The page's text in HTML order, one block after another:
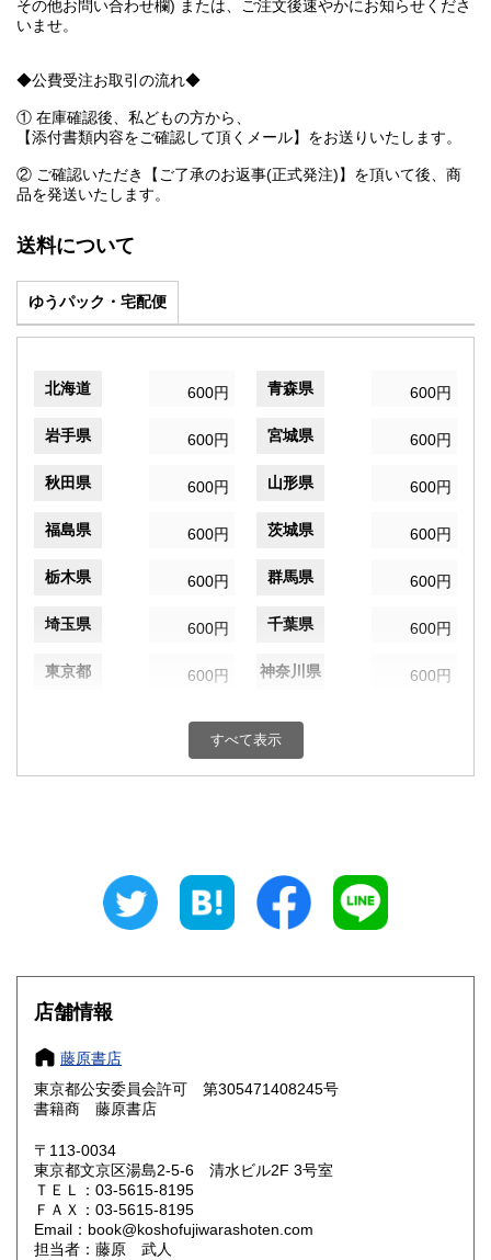
その他お問い合わせ欄) または、ご注文後速やかにお知らせくださ
いませ。
◆公費受注お取引の流れ◆
① 在庫確認後、私どもの方から、
【添付書類内容をご確認して頂くメール】をお送りいたします。
② ご確認いただき【ご了承のお返事(正式発注)】を頂いて後、商
品を発送いたします。
送料について
ゆうパック・宅配便
北海道 600円 青森県 600円
岩手県 600円 宮城県 600円
秋田県 600円 山形県 600円
福島県 600円 茨城県 600円
栃木県 600円 群馬県 600円
埼玉県 600円 千葉県 600円
東京都 600円 神奈川県 600円
600円 富山県
600円 三重県
大阪府
奈良県
鳥取県 600円 島根県
岡山県
山口県 600円
香川県 600円 愛媛県
すべて表示
店舗情報
藤原書店
東京都公安委員会許可 第305471408245号
書籍商 藤原書店
〒113-0034
東京都文京区湯島2-5-6 清水ビル2F 3号室
ＴＥＬ：03-5615-8195
ＦＡＸ：03-5615-8195
Email：book@koshofujiwarashoten.com
担当者：藤原 武人